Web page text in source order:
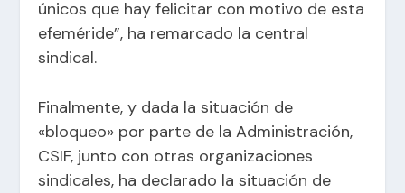
únicos que hay felicitar con motivo de esta
efeméride”, ha remarcado la central
sindical.
Finalmente, y dada la situación de
«bloqueo» por parte de la Administración,
CSIF, junto con otras organizaciones
sindicales, ha declarado la situación de